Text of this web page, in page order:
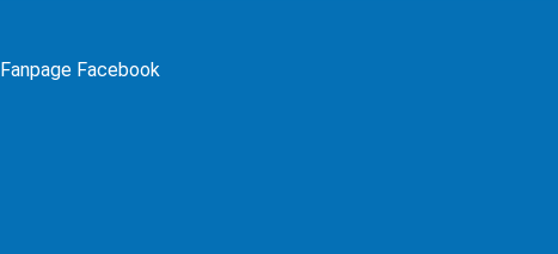
Fanpage Facebook